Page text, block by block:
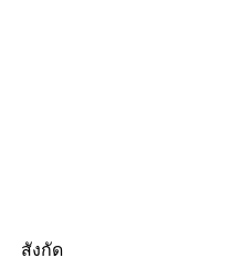
สังกัด